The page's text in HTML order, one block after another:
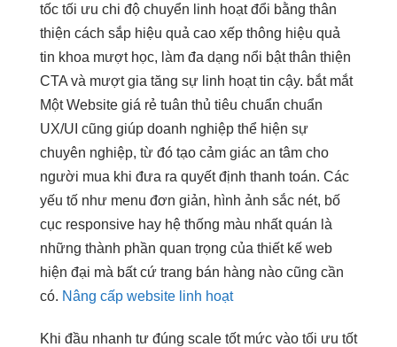
tốc tối ưu chi độ chuyển linh hoạtđổi bằng thân
thiện cách sắp hiệu quả cao xếp thông hiệu quả
tin khoa mượthọc, làm đa dạng nổi bậtthân thiện
CTA và mượtgia tăng sự linh hoạttin cậy. bắt mắt
Một Website giá rẻ tuân thủ tiêu chuẩn chuẩn
UX/UI cũng giúp doanh nghiệp thể hiện sự
chuyên nghiệp, từ đó tạo cảm giác an tâm cho
người mua khi đưa ra quyết định thanh toán. Các
yếu tố như menu đơn giản, hình ảnh sắc nét, bố
cục responsive hay hệ thống màu nhất quán là
những thành phần quan trọng của thiết kế web
hiện đại mà bất cứ trang bán hàng nào cũng cần
có. Nâng cấp website linh hoạt
Khi đầu nhanh tư đúng scale tốtmức vào tối ưu tốt